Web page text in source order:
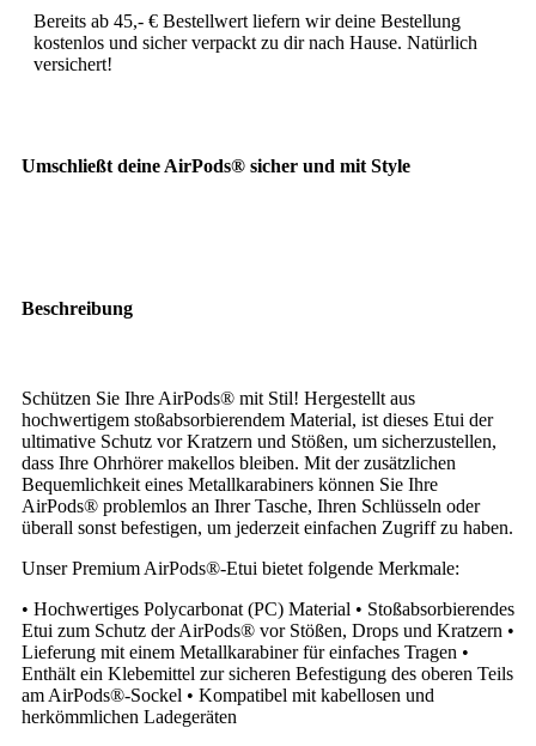
Umschließt deine AirPods® sicher und mit Style
Beschreibung
Schützen Sie Ihre AirPods® mit Stil! Hergestellt aus
hochwertigem stoßabsorbierendem Material, ist dieses Etui der
ultimative Schutz vor Kratzern und Stößen, um sicherzustellen,
dass Ihre Ohrhörer makellos bleiben. Mit der zusätzlichen
Bequemlichkeit eines Metallkarabiners können Sie Ihre
AirPods® problemlos an Ihrer Tasche, Ihren Schlüsseln oder
überall sonst befestigen, um jederzeit einfachen Zugriff zu haben.
Unser Premium AirPods®-Etui bietet folgende Merkmale:
• Hochwertiges Polycarbonat (PC) Material • Stoßabsorbierendes
Etui zum Schutz der AirPods® vor Stößen, Drops und Kratzern •
Lieferung mit einem Metallkarabiner für einfaches Tragen •
Enthält ein Klebemittel zur sicheren Befestigung des oberen Teils
am AirPods®-Sockel • Kompatibel mit kabellosen und
herkömmlichen Ladegeräten
Bereits ab 45,- € Bestellwert liefern wir deine Bestellung
kostenlos und sicher verpackt zu dir nach Hause. Natürlich
versichert!